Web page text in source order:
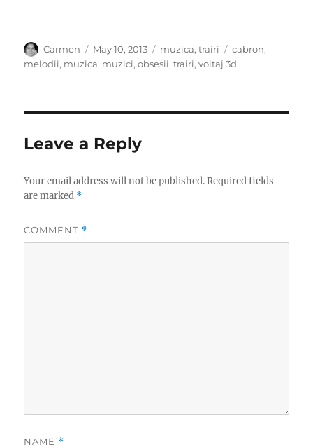
Author
Carmen
Posted
on
May 10, 2013 Categories
muzica,trairi Tags
cabron,
melodii, muzica, muzici,obsesii,trairi,voltaj 3d
Leave a Reply
Your email address will not be published. Required fields
are marked *
COMMENT *
NAME *